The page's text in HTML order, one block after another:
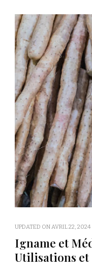
UPDATED ON AVRIL 22, 2024
Igname et
Utilisations et